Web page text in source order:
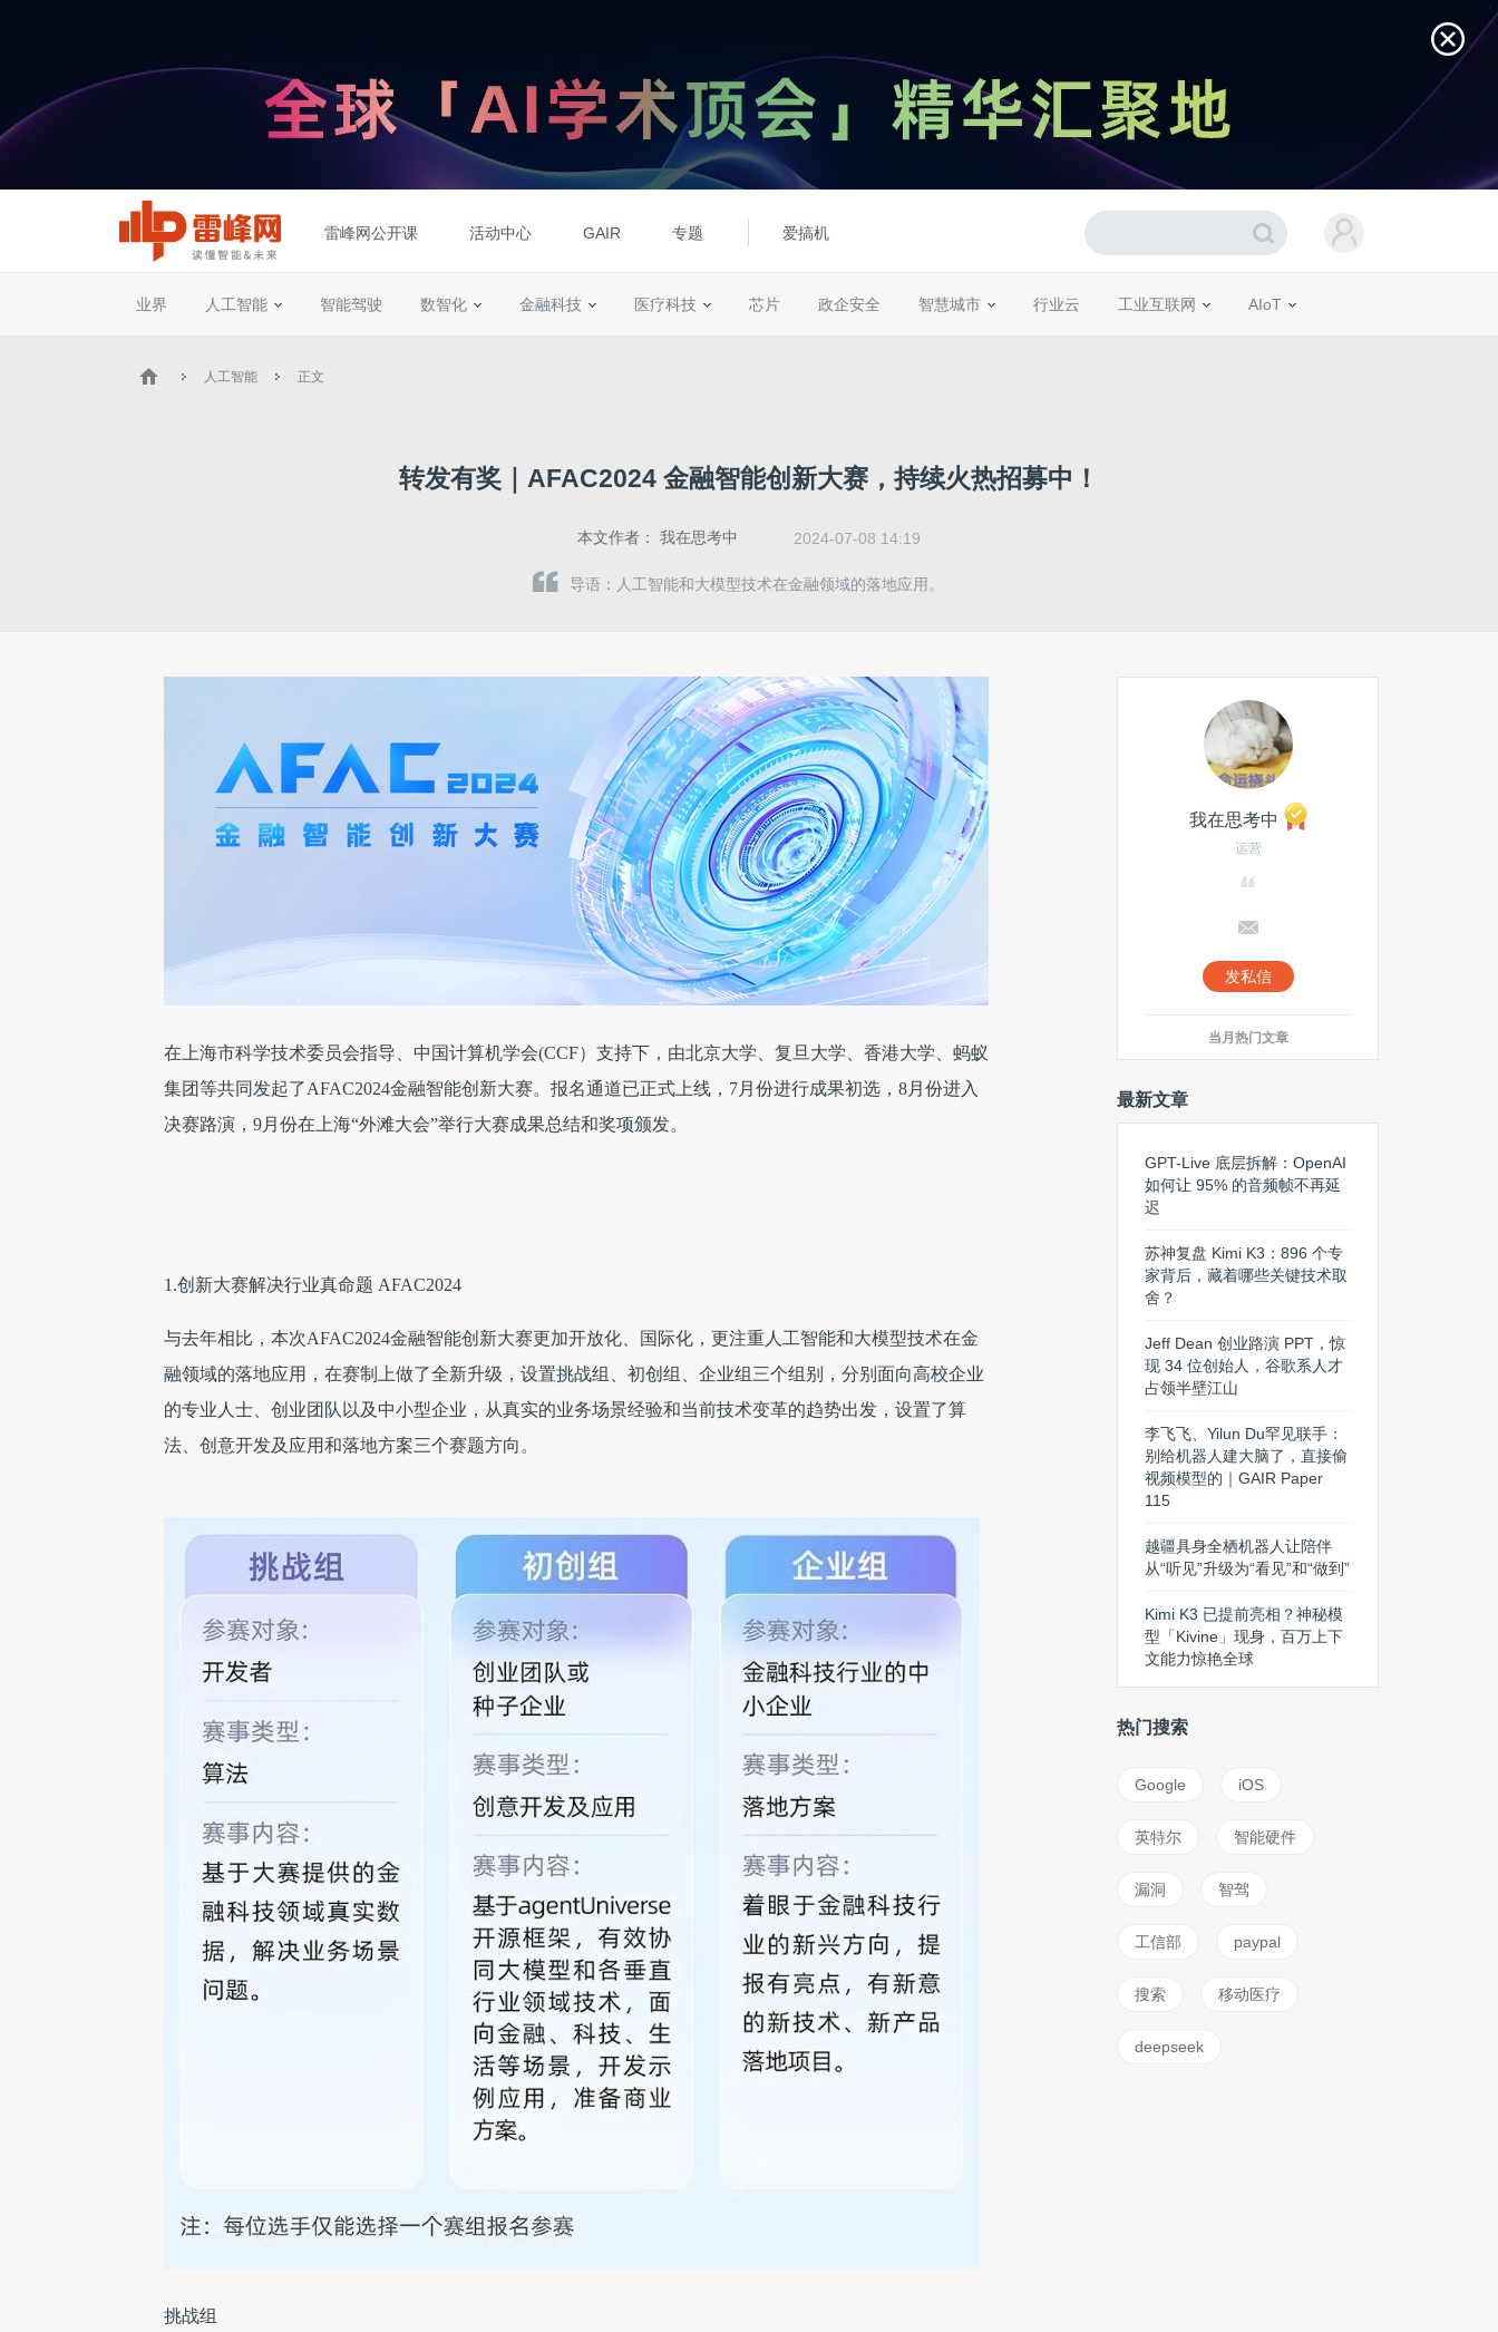
雷峰网公开课 活动中心 GAIR 专题 爱搞机
业界 人工智能 智能驾驶 数智化 金融科技 医疗科技 芯片 政企安全 智慧城市 行业云 工业互联网 AIoT
人工智能 正文
转发有奖｜AFAC2024 金融智能创新大赛，持续火热招募中！
本文作者： 我在思考中 2024-07-08 14:19
导语：人工智能和大模型技术在金融领域的落地应用。
在上海市科学技术委员会指导、中国计算机学会(CCF）支持下，由北京大学、复旦大学、香港大学、蚂蚁
集团等共同发起了AFAC2024金融智能创新大赛。报名通道已正式上线，7月份进行成果初选，8月份进入
决赛路演，9月份在上海“外滩大会”举行大赛成果总结和奖项颁发。
1.创新大赛解决行业真命题 AFAC2024
与去年相比，本次AFAC2024金融智能创新大赛更加开放化、国际化，更注重人工智能和大模型技术在金
融领域的落地应用，在赛制上做了全新升级，设置挑战组、初创组、企业组三个组别，分别面向高校企业
的专业人士、创业团队以及中小型企业，从真实的业务场景经验和当前技术变革的趋势出发，设置了算
法、创意开发及应用和落地方案三个赛题方向。
挑战组
我在思考中
运营
发私信
当月热门文章
最新文章
GPT-Live 底层拆解：OpenAI
如何让 95% 的音频帧不再延
迟
苏神复盘 Kimi K3：896 个专
家背后，藏着哪些关键技术取
舍？
Jeff Dean 创业路演 PPT，惊
现 34 位创始人，谷歌系人才
占领半壁江山
李飞飞、Yilun Du罕见联手：
别给机器人建大脑了，直接偷
视频模型的｜GAIR Paper
115
越疆具身全栖机器人让陪伴
从“听见”升级为“看见”和“做到”
Kimi K3 已提前亮相？神秘模
型「Kivine」现身，百万上下
文能力惊艳全球
热门搜索
Google iOS
英特尔 智能硬件
漏洞 智驾
工信部 paypal
搜索 移动医疗
deepseek